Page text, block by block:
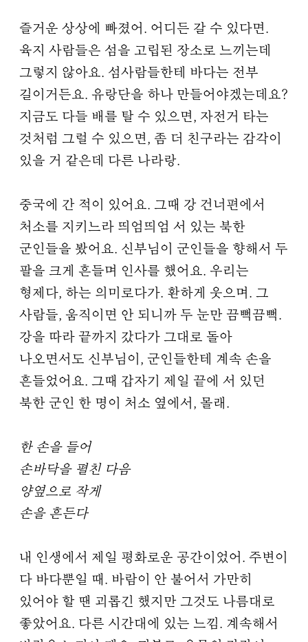
즐거운 상상에 빠졌어. 어디든 갈 수 있다면.
육지 사람들은 섬을 고립된 장소로 느끼는데
그렇지 않아요. 섬사람들한테 바다는 전부
길이거든요. 유랑단을 하나 만들어야겠는데요?
지금도 다들 배를 탈 수 있으면, 자전거 타는
것처럼 그럴 수 있으면, 좀 더 친구라는 감각이
있을 거 같은데 다른 나라랑.
중국에 간 적이 있어요. 그때 강 건너편에서
처소를 지키느라 띄엄띄엄 서 있는 북한
군인들을 봤어요. 신부님이 군인들을 향해서 두
팔을 크게 흔들며 인사를 했어요. 우리는
형제다, 하는 의미로다가. 환하게 웃으며. 그
사람들, 움직이면 안 되니까 두 눈만 끔뻑끔뻑.
강을 따라 끝까지 갔다가 그대로 돌아
나오면서도 신부님이, 군인들한테 계속 손을
흔들었어요. 그때 갑자기 제일 끝에 서 있던
북한 군인 한 명이 처소 옆에서, 몰래.
한 손을 들어
손바닥을 펼친 다음
양옆으로 작게
손을 흔든다
내 인생에서 제일 평화로운 공간이었어. 주변이
다 바다뿐일 때. 바람이 안 불어서 가만히
있어야 할 땐 괴롭긴 했지만 그것도 나름대로
좋았어요. 다른 시간대에 있는 느낌. 계속해서